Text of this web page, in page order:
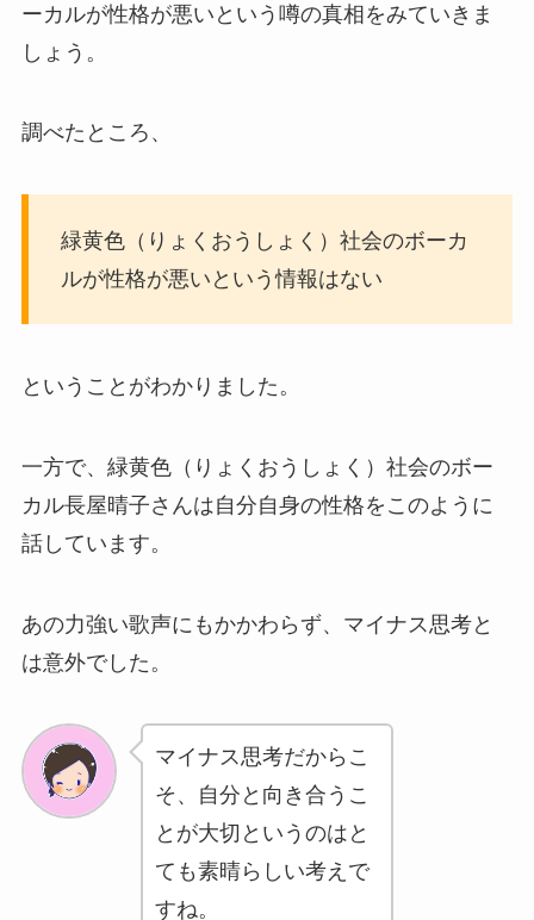
ーカルが性格が悪いという噂の真相をみていきま
しょう。
調べたところ、
緑黄色（りょくおうしょく）社会のボーカ
ルが性格が悪いという情報はない
ということがわかりました。
一方で、緑黄色（りょくおうしょく）社会のボー
カル長屋晴子さんは自分自身の性格をこのように
話しています。
あの力強い歌声にもかかわらず、マイナス思考と
は意外でした。
マイナス思考だからこ
そ、自分と向き合うこ
とが大切というのはと
ても素晴らしい考えで
すね。